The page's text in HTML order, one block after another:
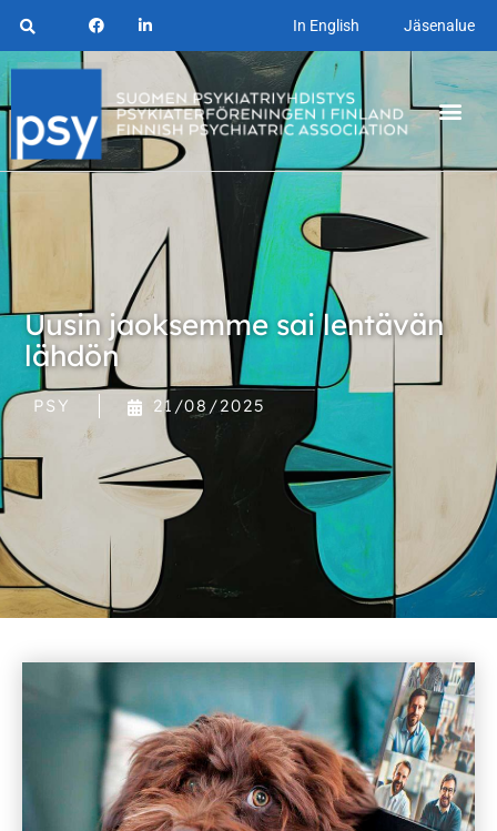
In English Jäsenalue
Uusin jaoksemme sai lentävän
lähdön
PSY 21/08/2025